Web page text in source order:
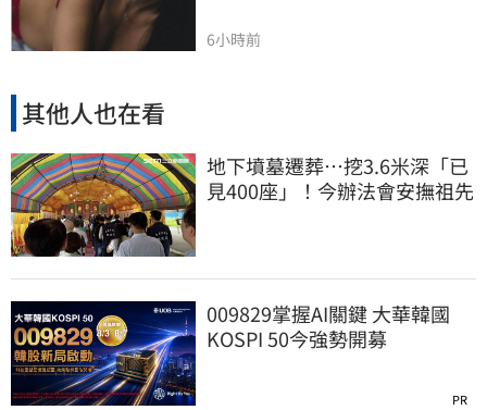
6小時前
其他人也在看
地下墳墓遷葬…挖3.6米深「已
見400座」！今辦法會安撫祖先
009829掌握AI關鍵 大華韓國
KOSPI 50今強勢開募
PR